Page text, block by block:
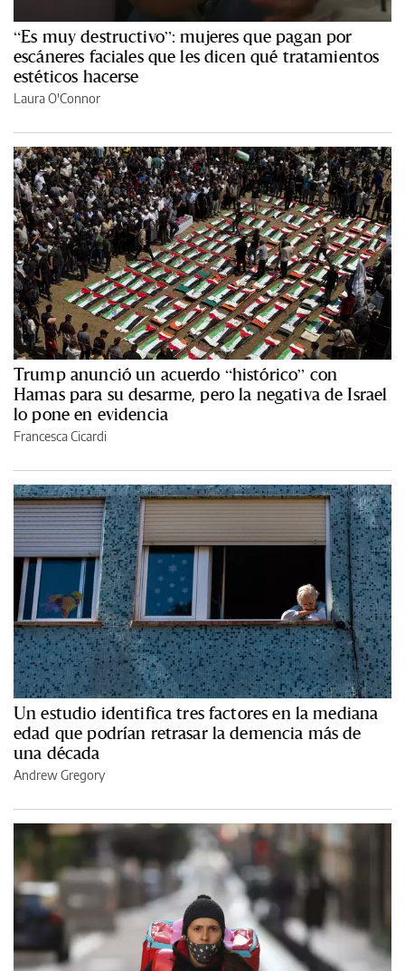
“Es muy destructivo”: mujeres que pagan por
escáneres faciales que les dicen qué tratamientos
estéticos hacerse
Laura O'Connor
Trump anunció un acuerdo “histórico” con
Hamas para su desarme, pero la negativa de Israel
lo pone en evidencia
Francesca Cicardi
Un estudio identifica tres factores en la mediana
edad que podrían retrasar la demencia más de
una década
Andrew Gregory